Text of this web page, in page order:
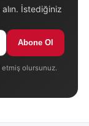
İstediğiniz
Abone Ol
etmiş olursunuz.